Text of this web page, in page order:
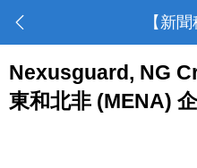
【新
Nexusguard, NG
東和北非 (MENA)